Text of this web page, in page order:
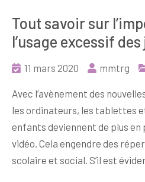
Tout savoir sur
l’usage excessif
11 mars 2020 mmtrg
Avec l’avènement des
les ordinateurs, les tablettes
enfants deviennent de plus en
vidéo. Cela engendre des
scolaire et social. S’il est